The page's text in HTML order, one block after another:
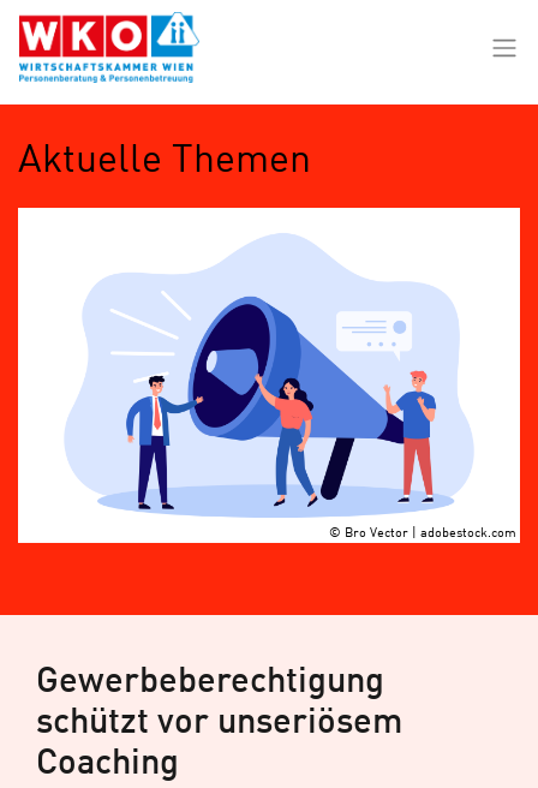
Zum Hauptinhalt springen
Zur Navigation springen
Zum Footer springen
Aktuelle Themen
© Bro Vector | adobestock.com
Gewerbeberechtigung
schützt vor unseriösem
Coaching